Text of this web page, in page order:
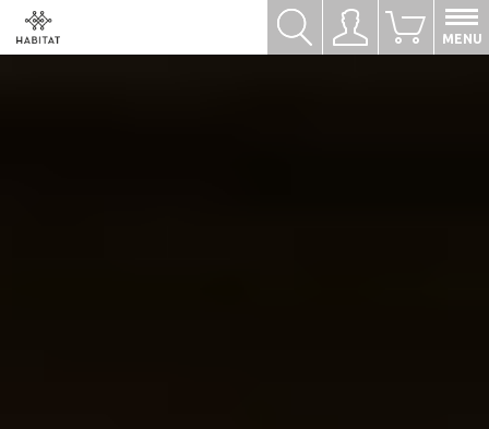
Přihlásit se
0
MENU
Hledat